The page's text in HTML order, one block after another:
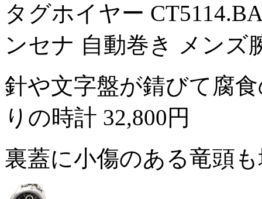
タグホイヤー
ンセナ 自動巻き メンズ
針や文字盤が錆びて腐
りの時計 32,800円
裏蓋に小傷のある竜頭